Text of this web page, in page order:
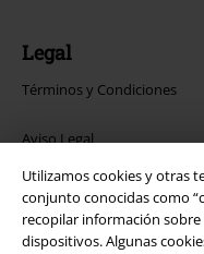
Utilizamos cookies y otras
conjunto conocidas como
recopilar información
dispositivos. Algunas
Legal
Términos y Condiciones
Aviso Legal
Ley protección de datos
Eliminación de residuos y